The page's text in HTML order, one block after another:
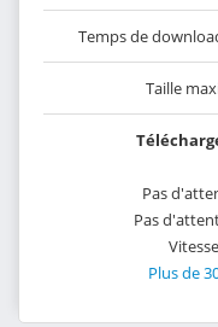
Temps de
Taille
Pas
Pas
Plus de